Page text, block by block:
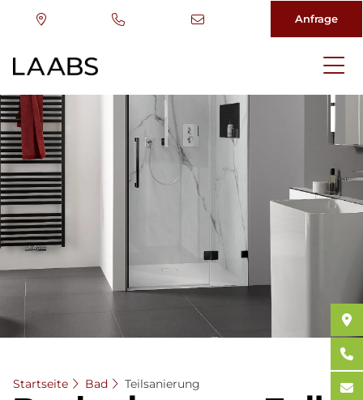
Direkt
zum
Inhalt
Anfrage
Startseite Bad Teilsanierung